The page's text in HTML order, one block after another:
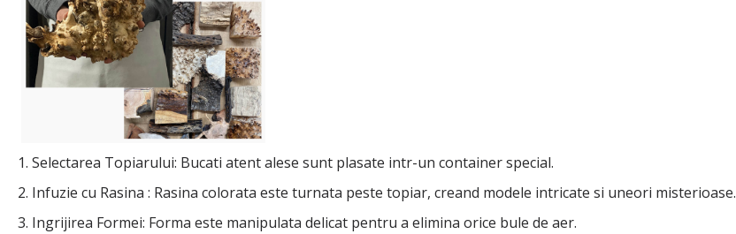
1. Selectarea Topiarului: Bucati atent alese sunt plasate intr-un container special.
2. Infuzie cu Rasina : Rasina colorata este turnata peste topiar, creand modele intricate si uneori misterioase.
3. Ingrijirea Formei: Forma este manipulata delicat pentru a elimina orice bule de aer.